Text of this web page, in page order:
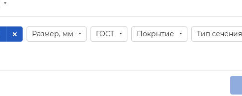
Размер, мм ГОСТ Покрытие Тип сечения